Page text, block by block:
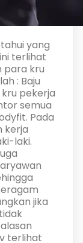
yang
terlihat
para kru
: Baju
pekerja
semua
Pada
kerja
laki.
jika
terlihat